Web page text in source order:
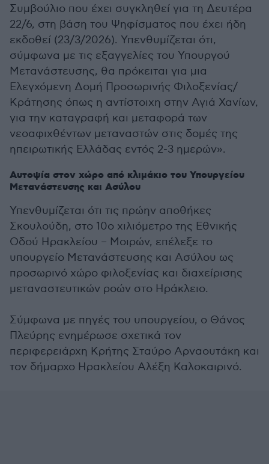
Συμβούλιο που έχει συγκληθεί για τη Δευτέρα
22/6, στη βάση του Ψηφίσματος που έχει ήδη
εκδοθεί (23/3/2026). Υπενθυμίζεται ότι,
σύμφωνα με τις εξαγγελίες του Υπουργού
Μετανάστευσης, θα πρόκειται για μια
Ελεγχόμενη Δομή Προσωρινής Φιλοξενίας/
Κράτησης όπως η αντίστοιχη στην Αγιά Χανίων,
για την καταγραφή και μεταφορά των
νεοαφιχθέντων μεταναστών στις δομές της
ηπειρωτικής Ελλάδας εντός 2-3 ημερών».
Αυτοψία στον χώρο από κλιμάκιο του Υπουργείου
Μετανάστευσης και Ασύλου
Υπενθυμίζεται ότι τις πρώην αποθήκες
Σκουλούδη, στο 10ο χιλιόμετρο της Εθνικής
Οδού Ηρακλείου – Μοιρών, επέλεξε το
υπουργείο Μετανάστευσης και Ασύλου ως
προσωρινό χώρο φιλοξενίας και διαχείρισης
μεταναστευτικών ροών στο Ηράκλειο.
Σύμφωνα με πηγές του υπουργείου, ο Θάνος
Πλεύρης ενημέρωσε σχετικά τον
περιφερειάρχη Κρήτης Σταύρο Αρναουτάκη και
τον δήμαρχο Ηρακλείου Αλέξη Καλοκαιρινό.